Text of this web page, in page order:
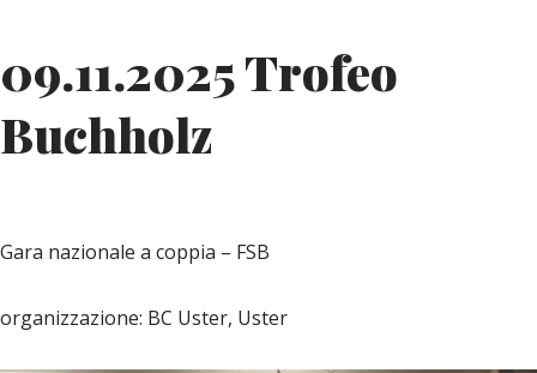
09.11.2025 Trofeo
Buchholz
Gara nazionale a coppia – FSB
organizzazione: BC Uster, Uster